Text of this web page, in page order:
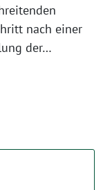
nach einer
der…